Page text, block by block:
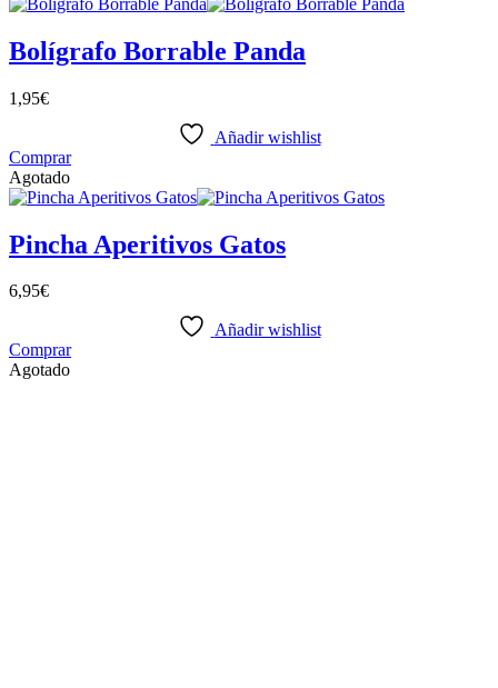
Bolígrafo Borrable Panda
1,95€
Añadir wishlist
Comprar
Agotado
Pincha Aperitivos Gatos
6,95€
Añadir wishlist
Comprar
Agotado